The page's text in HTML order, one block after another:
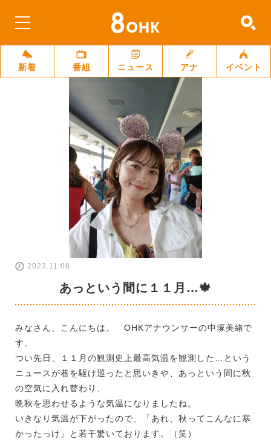
新着 番組 ニュース アナ イベント
2023.11.08
あっという間に１１月…🍁
みなさん、こんにちは。 OHKアナウンサーの中塚美緒で
す。
つい先日、１１月の観測史上最高気温を観測した…という
ニュースが巷を駆け巡ったと思いきや、あっという間に秋
の空気に入れ替わり、
晩秋を思わせるような気温になりましたね。
いきなり気温が下がったので、「あれ、秋ってこんなに寒
かったっけ」と若干驚いております。（笑）